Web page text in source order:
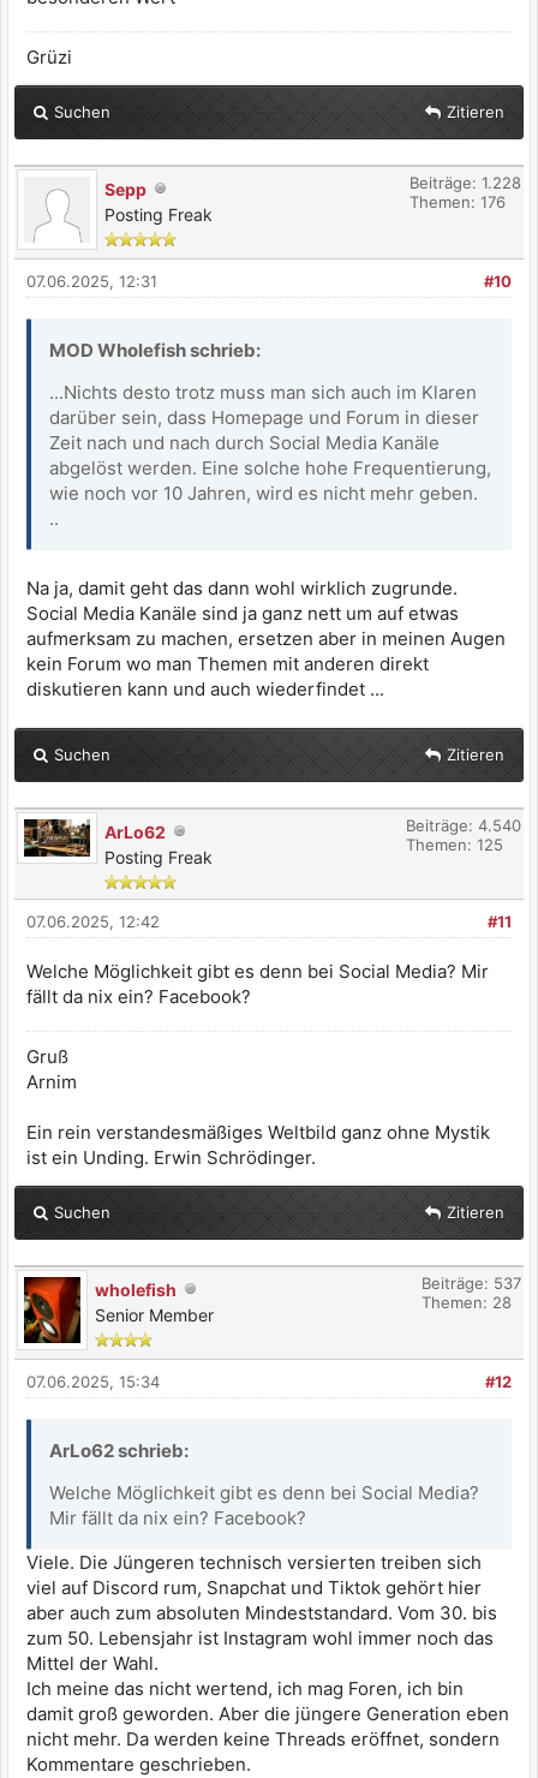
Grüzi
Suchen Zitieren
Sepp
Posting Freak
Beiträge: 1.228
Themen: 176
#10
07.06.2025, 12:31
MOD Wholefish schrieb:
...Nichts desto trotz muss man sich auch im Klaren
darüber sein, dass Homepage und Forum in dieser
Zeit nach und nach durch Social Media Kanäle
abgelöst werden. Eine solche hohe Frequentierung,
wie noch vor 10 Jahren, wird es nicht mehr geben.
..
Na ja, damit geht das dann wohl wirklich zugrunde.
Social Media Kanäle sind ja ganz nett um auf etwas
aufmerksam zu machen, ersetzen aber in meinen Augen
kein Forum wo man Themen mit anderen direkt
diskutieren kann und auch wiederfindet ...
Suchen Zitieren
ArLo62
Posting Freak
Beiträge: 4.540
Themen: 125
#11
07.06.2025, 12:42
Welche Möglichkeit gibt es denn bei Social Media? Mir
fällt da nix ein? Facebook?
Gruß
Arnim
Ein rein verstandesmäßiges Weltbild ganz ohne Mystik
ist ein Unding. Erwin Schrödinger.
Suchen Zitieren
wholefish
Senior Member
Beiträge: 537
Themen: 28
#12
07.06.2025, 15:34
ArLo62 schrieb:
Welche Möglichkeit gibt es denn bei Social Media?
Mir fällt da nix ein? Facebook?
Viele. Die Jüngeren technisch versierten treiben sich
viel auf Discord rum, Snapchat und Tiktok gehört hier
aber auch zum absoluten Mindeststandard. Vom 30. bis
zum 50. Lebensjahr ist Instagram wohl immer noch das
Mittel der Wahl.
Ich meine das nicht wertend, ich mag Foren, ich bin
damit groß geworden. Aber die jüngere Generation eben
nicht mehr. Da werden keine Threads eröffnet, sondern
Kommentare geschrieben.